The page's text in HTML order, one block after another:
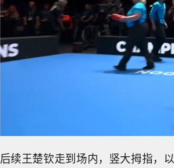
后续王楚钦走到场内，竖大拇指，